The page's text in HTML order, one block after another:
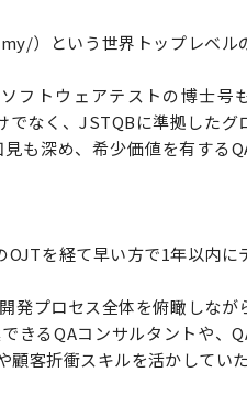
）という世界トップレベル
フトウェアテストの博士号
でなく、JSTQBに準拠したグ
も深め、希少価値を有する
を経て早い方で1年以内に
発プロセス全体を俯瞰しなが
きるQAコンサルタントや、
顧客折衝スキルを活かしてい